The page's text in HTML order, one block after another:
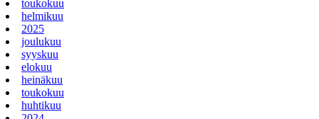
toukokuu
helmikuu
2025
joulukuu
syyskuu
elokuu
heinäkuu
toukokuu
huhtikuu